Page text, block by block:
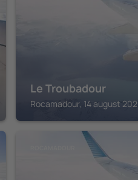
Le Troubadour
Rocamadour, 14 august